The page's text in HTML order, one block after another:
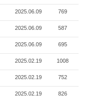
2025.06.09 769
2025.06.09 587
2025.06.09 695
2025.02.19 1008
2025.02.19 752
2025.02.19 826